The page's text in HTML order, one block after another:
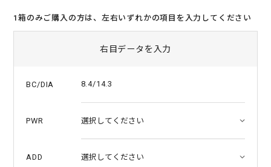
t
a
r
n
1箱のみご購入の方は、左右いずれかの項目を入力してください
右目データを入力
BC/DIA 8.4/14.3
PWR
ADD